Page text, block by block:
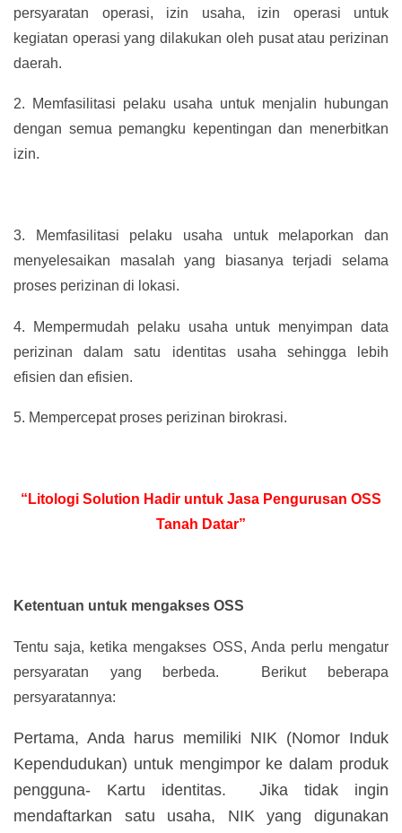
persyaratan operasi, izin usaha, izin operasi untuk
kegiatan operasi yang dilakukan oleh pusat atau perizinan
daerah.
2.
Memfasilitasi pelaku usaha untuk menjalin hubungan
dengan semua pemangku kepentingan dan menerbitkan
izin.
3.
Memfasilitasi pelaku usaha untuk melaporkan dan
menyelesaikan masalah yang biasanya terjadi selama
proses perizinan di lokasi.
4.
Mempermudah pelaku usaha untuk menyimpan data
perizinan dalam satu identitas usaha sehingga lebih
efisien dan efisien.
5. Mempercepat proses perizinan birokrasi.
“Litologi Solution Hadir untuk Jasa Pengurusan OSS
Tanah Datar”
Ketentuan untuk mengakses OSS
Tentu saja, ketika mengakses OSS, Anda perlu mengatur
persyaratan yang berbeda. Berikut beberapa
persyaratannya:
Pertama, Anda harus memiliki NIK (Nomor Induk
Kependudukan) untuk mengimpor ke dalam produk
pengguna- Kartu identitas. Jika tidak ingin
mendaftarkan satu usaha, NIK yang digunakan